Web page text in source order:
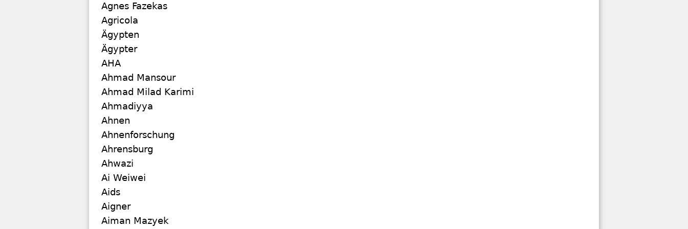
Agnes Fazekas
Agricola
Ägypten
Ägypter
AHA
Ahmad Mansour
Ahmad Milad Karimi
Ahmadiyya
Ahnen
Ahnenforschung
Ahrensburg
Ahwazi
Ai Weiwei
Aids
Aigner
Aiman Mazyek